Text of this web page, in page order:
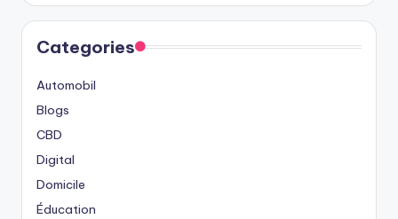
Categories
Automobil
Blogs
CBD
Digital
Domicile
Éducation